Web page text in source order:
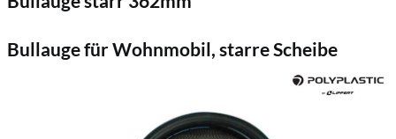
Bullauge für Wohnmobil, starre Scheibe